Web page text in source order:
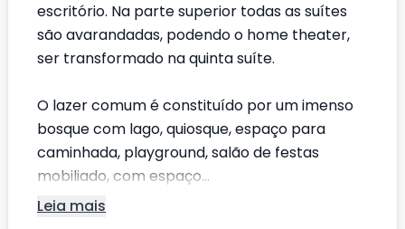
escritório. Na parte superior todas as suítes
são avarandadas, podendo o home theater,
ser transformado na quinta suíte.
O lazer comum é constituído por um imenso
bosque com lago, quiosque, espaço para
caminhada, playground, salão de festas
mobiliado, com espaço...
Leia mais